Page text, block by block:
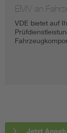
EMV an
VDE bietet auf
Jetzt